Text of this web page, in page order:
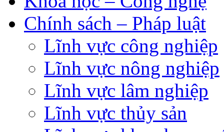
Chính sách – Pháp luật
Lĩnh vực công nghiệp
Lĩnh vực nông nghiệp
Lĩnh vực lâm nghiệp
Lĩnh vực thủy sản